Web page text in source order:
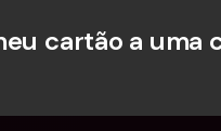
cartão a uma